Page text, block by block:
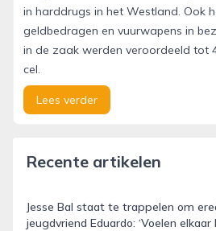
in harddrugs in het Westland. Ook
geldbedragen en vuurwapens in
in de zaak werden veroordeeld tot
cel.
Lees verder
Recente artikelen
Jesse Bal staat te trappelen om
jeugdvriend Eduardo: ‘Voelen elkaar